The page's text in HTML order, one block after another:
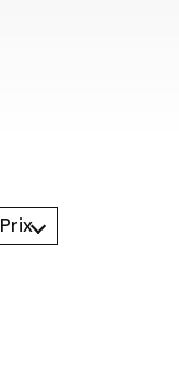
Prix